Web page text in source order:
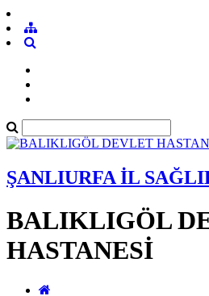
ŞANLIURFA İL
BALIKLIGÖL
HASTANESİ